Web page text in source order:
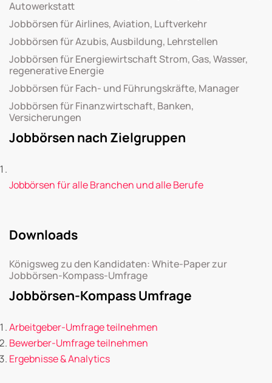
Autowerkstatt
Jobbörsen für Airlines, Aviation, Luftverkehr
Jobbörsen für Azubis, Ausbildung, Lehrstellen
Jobbörsen für Energiewirtschaft Strom, Gas, Wasser,
regenerative Energie
Jobbörsen für Fach- und Führungskräfte, Manager
Jobbörsen für Finanzwirtschaft, Banken,
Versicherungen
Jobbörsen nach Zielgruppen
Jobbörsen für alle Branchen und alle Berufe
Downloads
Königsweg zu den Kandidaten: White-Paper zur
Jobbörsen-Kompass-Umfrage
Jobbörsen-Kompass Umfrage
Arbeitgeber-Umfrage teilnehmen
Bewerber-Umfrage teilnehmen
Ergebnisse & Analytics